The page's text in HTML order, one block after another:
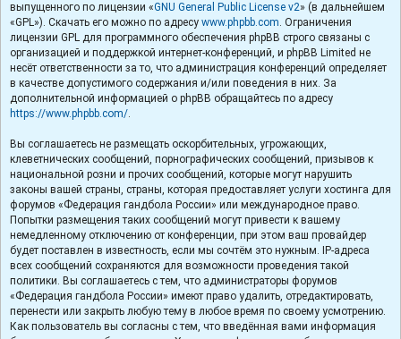
выпущенного по лицензии «GNU General Public License v2» (в дальнейшем
«GPL»). Скачать его можно по адресу www.phpbb.com. Ограничения
лицензии GPL для программного обеспечения phpBB строго связаны с
организацией и поддержкой интернет-конференций, и phpBB Limited не
несёт ответственности за то, что администрация конференций определяет
в качестве допустимого содержания и/или поведения в них. За
дополнительной информацией о phpBB обращайтесь по адресу
https://www.phpbb.com/.
Вы соглашаетесь не размещать оскорбительных, угрожающих,
клеветнических сообщений, порнографических сообщений, призывов к
национальной розни и прочих сообщений, которые могут нарушить
законы вашей страны, страны, которая предоставляет услуги хостинга для
форумов «Федерация гандбола России» или международное право.
Попытки размещения таких сообщений могут привести к вашему
немедленному отключению от конференции, при этом ваш провайдер
будет поставлен в известность, если мы сочтём это нужным. IP-адреса
всех сообщений сохраняются для возможности проведения такой
политики. Вы соглашаетесь с тем, что администраторы форумов
«Федерация гандбола России» имеют право удалить, отредактировать,
перенести или закрыть любую тему в любое время по своему усмотрению.
Как пользователь вы согласны с тем, что введённая вами информация